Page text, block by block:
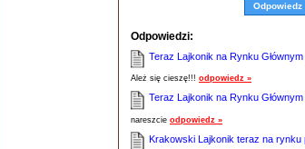
Odpowiedz
Odpowiedzi:
Teraz Lajkonik na Rynku
Ależ się cieszę!!! odpowiedz »
Teraz Lajkonik na Rynku
nareszcie odpowiedz »
Krakowski Lajkonik teraz na rynku